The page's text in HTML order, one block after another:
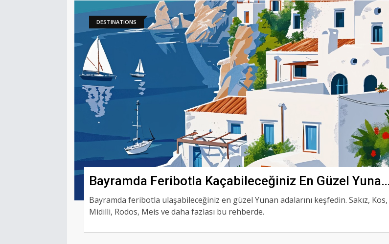
DESTINATIONS
Bayramda Feribotla Kaçabileceğiniz En Güzel Yunan
Adaları
Bayramda feribotla ulaşabileceğiniz en güzel Yunan adalarını keşfedin. Sakız, Kos,
Midilli, Rodos, Meis ve daha fazlası bu rehberde.